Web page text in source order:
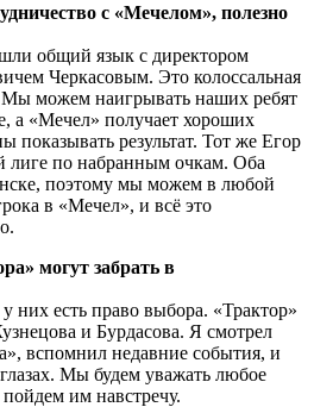
с «Мечелом», полезно
общий язык с директором
Черкасовым. Это колоссальная
Мы можем наигрывать наших ребят
а «Мечел» получает хороших
показывать результат. Тот же Егор
по набранным очкам. Оба
поэтому мы можем в любой
в «Мечел», и всё это
могут забрать в
них есть право выбора. «Трактор»
и Бурдасова. Я смотрел
вспомнил недавние события, и
Мы будем уважать любое
им навстречу.